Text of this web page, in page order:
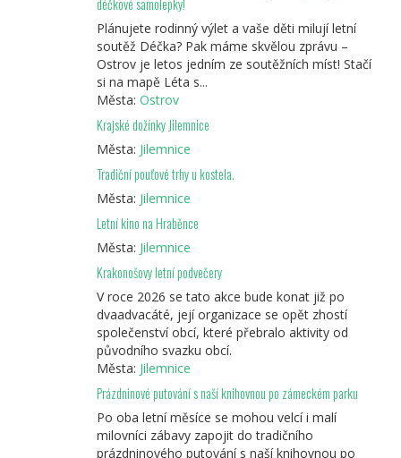
déčkové samolepky!
Plánujete rodinný výlet a vaše děti milují letní
soutěž Déčka? Pak máme skvělou zprávu –
Ostrov je letos jedním ze soutěžních míst! Stačí
si na mapě Léta s...
Města: Ostrov
Krajské dožínky Jilemnice
Města: Jilemnice
Tradiční pouťové trhy u kostela.
Města: Jilemnice
Letní kino na Hraběnce
Města: Jilemnice
Krakonošovy letní podvečery
V roce 2026 se tato akce bude konat již po
dvaadvacáté, její organizace se opět zhostí
společenství obcí, které přebralo aktivity od
původního svazku obcí.
Města: Jilemnice
Prázdninové putování s naší knihovnou po zámeckém parku
Po oba letní měsíce se mohou velcí i malí
milovníci zábavy zapojit do tradičního
prázdninového putování s naší knihovnou po